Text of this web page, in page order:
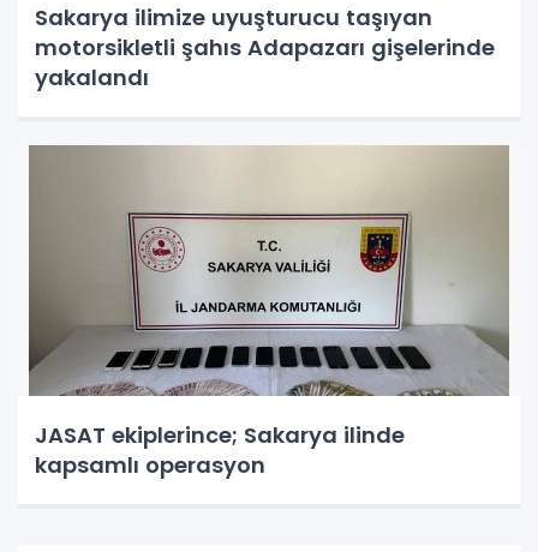
Sakarya ilimize uyuşturucu taşıyan
motorsikletli şahıs Adapazarı gişelerinde
yakalandı
JASAT ekiplerince; Sakarya ilinde
kapsamlı operasyon